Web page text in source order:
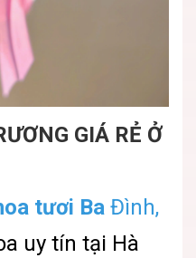
GIÁ RẺ Ở
tươi Ba Đình,
uy tín tại Hà